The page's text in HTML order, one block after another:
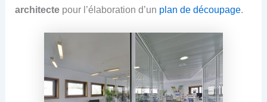
architectepour l’élaboration d’un plan de découpage.